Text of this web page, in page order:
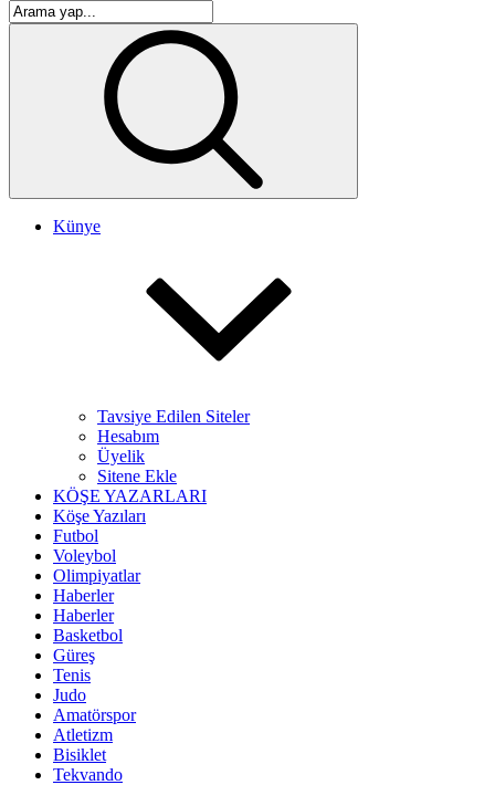
Künye
Tavsiye Edilen Siteler
Hesabım
Üyelik
Sitene Ekle
KÖŞE YAZARLARI
Köşe Yazıları
Futbol
Voleybol
Olimpiyatlar
Haberler
Haberler
Basketbol
Güreş
Tenis
Judo
Amatörspor
Atletizm
Bisiklet
Tekvando